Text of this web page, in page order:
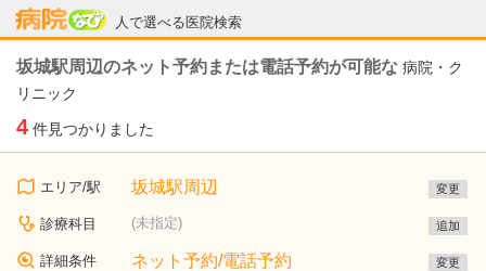
人で選べる医院検索
病院なび
坂城駅周辺のネット予約または電話予約が可能な 病院・ク
リニック
4 件見つかりました
エリア/駅 坂城駅周辺 変更
診療科目 (未指定) 追加
詳細条件 ネット予約/電話予約 変更